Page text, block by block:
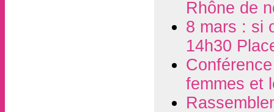
Rhône de
8 mars : si
14h30
femmes et